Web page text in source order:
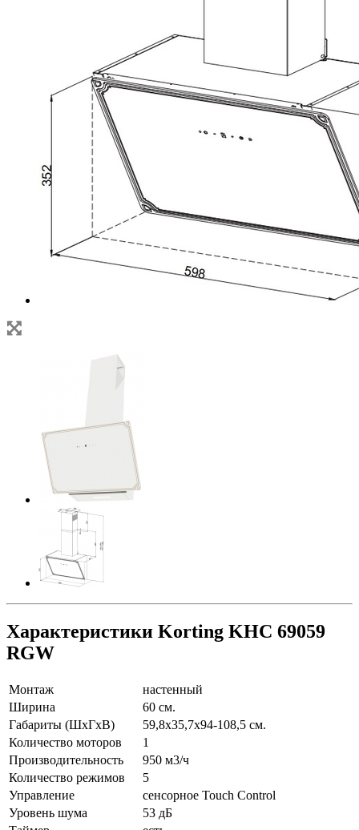
Характеристики Korting KHC 69059
RGW
Монтаж
настенный
Ширина
60 см.
Габариты (ШхГхВ)
59,8х35,7х94-108,5 см.
Количество моторов
1
Производительность
950 м3/ч
Количество режимов
5
Управление
сенсорное Touch Control
Уровень шума
53 дБ